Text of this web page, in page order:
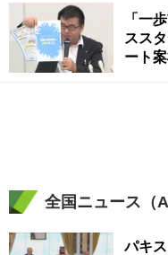
「一
スス
ート
全国ニュース（
パキ